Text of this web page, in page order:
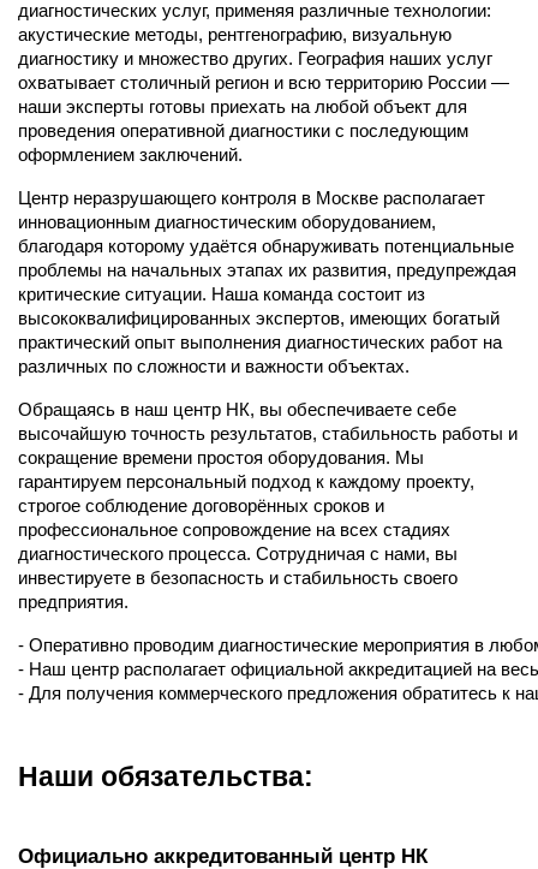
диагностических услуг, применяя различные технологии:
акустические методы, рентгенографию, визуальную
диагностику и множество других. География наших услуг
охватывает столичный регион и всю территорию России —
наши эксперты готовы приехать на любой объект для
проведения оперативной диагностики с последующим
оформлением заключений.
Центр неразрушающего контроля в Москве располагает
инновационным диагностическим оборудованием,
благодаря которому удаётся обнаруживать потенциальные
проблемы на начальных этапах их развития, предупреждая
критические ситуации. Наша команда состоит из
высококвалифицированных экспертов, имеющих богатый
практический опыт выполнения диагностических работ на
различных по сложности и важности объектах.
Обращаясь в наш центр НК, вы обеспечиваете себе
высочайшую точность результатов, стабильность работы и
сокращение времени простоя оборудования. Мы
гарантируем персональный подход к каждому проекту,
строгое соблюдение договорённых сроков и
профессиональное сопровождение на всех стадиях
диагностического процесса. Сотрудничая с нами, вы
инвестируете в безопасность и стабильность своего
предприятия.
- Оперативно проводим диагностические мероприятия в
- Наш центр располагает официальной аккредитацией на
- Для получения коммерческого предложения обратитесь к
Наши обязательства:
Официально аккредитованный центр НК